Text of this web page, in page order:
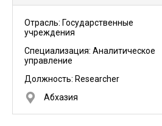
Отрасль: Государственные
учреждения
Специализация: Аналитическое
управление
Должность: Researcher
Абхазия